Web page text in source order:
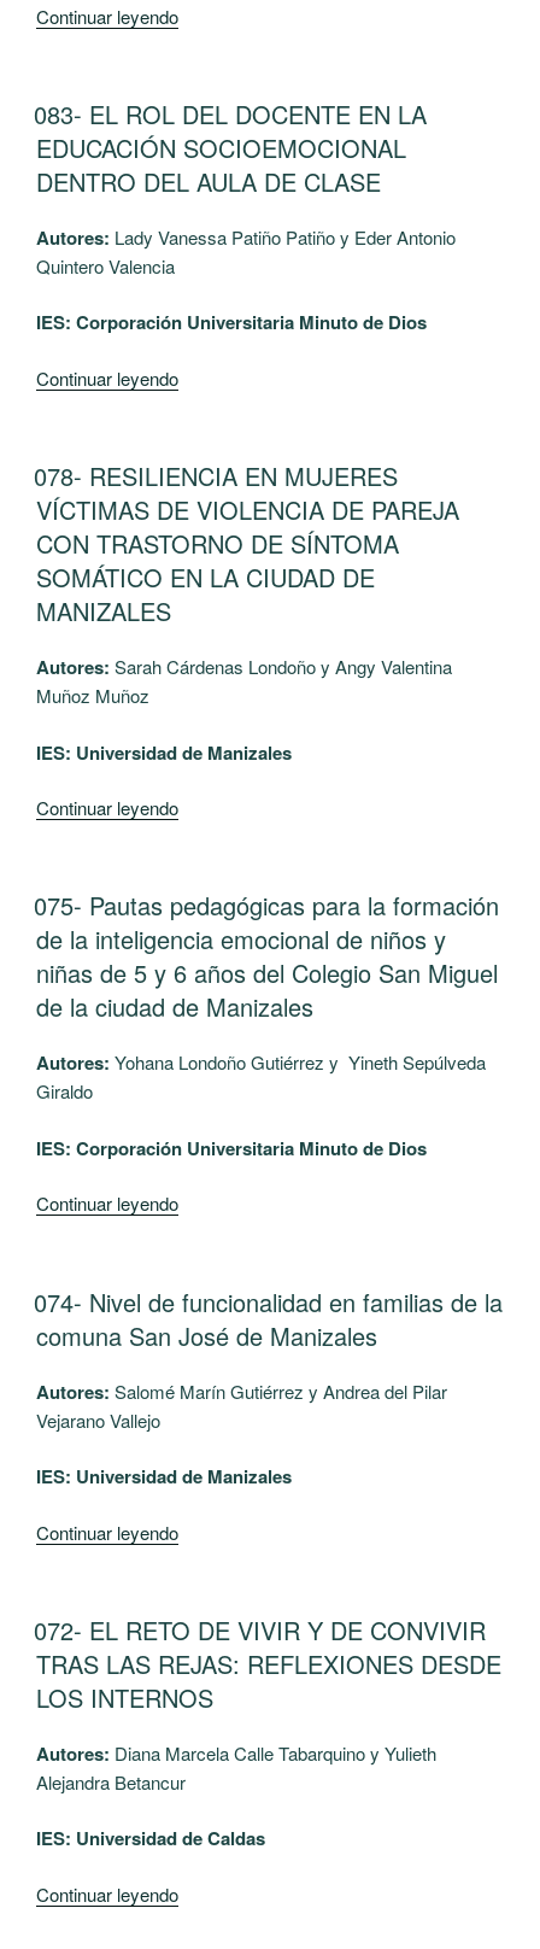
Continuar leyendo“086-
los
doctores
en
Educación
departamento
Educativos
la
Caldas
frente
a
los
conceptos
PUBLICADO
EL
083- EL ROL DEL DOCENTE EN LA
EDUCACIÓN SOCIOEMOCIONAL
DENTRO DEL AULA DE CLASE
Autores: Lady Vanessa Patiño Patiño y Eder Antonio
Quintero Valencia
IES: Corporación Universitaria Minuto de Dios
Continuar leyendo“083-
DEL
DOCENTE
EN
LA
EDUCACIÓN
DEL
CLASE”
PUBLICADO
EL
078- RESILIENCIA EN MUJERES
VÍCTIMAS DE VIOLENCIA DE PAREJA
CON TRASTORNO DE SÍNTOMA
SOMÁTICO EN LA CIUDAD DE
MANIZALES
Autores: Sarah Cárdenas Londoño y Angy Valentina
Muñoz Muñoz
IES: Universidad de Manizales
Continuar leyendo“078-
MUJERES
VÍCTIMAS
DE
VIOLENCIA
DE
CON
SÍNTOMA
EN
DE
MANIZALES”
PUBLICADO
EL
075- Pautas pedagógicas para la formación
de la inteligencia emocional de niños y
niñas de 5 y 6 años del Colegio San Miguel
de la ciudad de Manizales
Autores: Yohana Londoño Gutiérrez y Yineth Sepúlveda
Giraldo
IES: Corporación Universitaria Minuto de Dios
Continuar leyendo“075-
para
la
formación
la
de
y
5
y
6
del
Colegio
Miguel
la
PUBLICADO
EL
074- Nivel de funcionalidad en familias de la
comuna San José de Manizales
Autores: Salomé Marín Gutiérrez y Andrea del Pilar
Vejarano Vallejo
IES: Universidad de Manizales
Continuar leyendo“074-
funcionalidad
en
familias
de
comuna
San
de
PUBLICADO
EL
072- EL RETO DE VIVIR Y DE CONVIVIR
TRAS LAS REJAS: REFLEXIONES DESDE
LOS INTERNOS
Autores: Diana Marcela Calle Tabarquino y Yulieth
Alejandra Betancur
IES: Universidad de Caldas
Continuar leyendo“072-